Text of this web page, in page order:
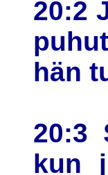
20:2
hän
20:3
kun